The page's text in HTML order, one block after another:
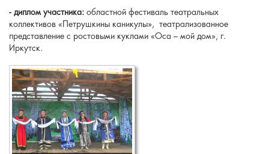
- диплом участника: областной фестиваль театральных
коллективов «Петрушкины каникулы», театрализованное
представление с ростовыми куклами «Оса – мой дом», г.
Иркутск.